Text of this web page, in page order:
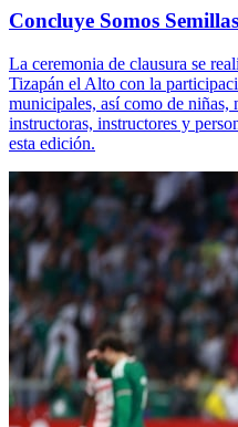
Concluye Somos
La ceremonia de clausura se
Tizapán el Alto con la
municipales, así como de niñas,
instructoras, instructores y
esta edición.